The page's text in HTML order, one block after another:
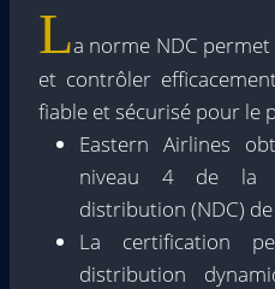
La norme NDC
et contrôler
fiable et sécurisé pour le
Eastern Airlines
niveau 4 de la
distribution (NDC) de
La certification
distribution